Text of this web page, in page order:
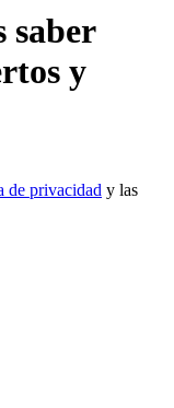
saber
y
de privacidad y las